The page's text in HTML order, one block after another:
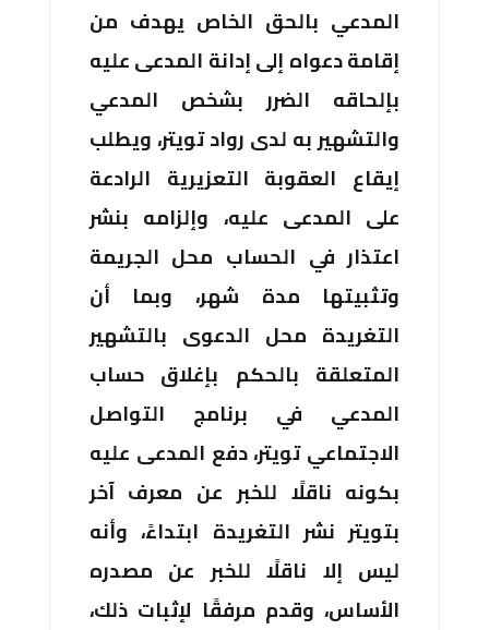
المدعي بالحق الخاص يهدف من
إقامة دعواه إلى إدانة المدعى عليه
بإلحاقه الضرر بشخص المدعي
والتشهير به لدى رواد تويتر، ويطلب
إيقاع العقوبة التعزيرية الرادعة
على المدعى عليه، وإلزامه بنشر
اعتذار في الحساب محل الجريمة
وتثبيتها مدة شهر، وبما أن
التغريدة محل الدعوى بالتشهير
المتعلقة بالحكم بإغلاق حساب
المدعي في برنامج التواصل
الاجتماعي تويتر، دفع المدعى عليه
بكونه ناقلًا للخبر عن معرف آخر
بتويتر نشر التغريدة ابتداءً، وأنه
ليس إلا ناقلًا للخبر عن مصدره
الأساس، وقدم مرفقًا لإثبات ذلك،